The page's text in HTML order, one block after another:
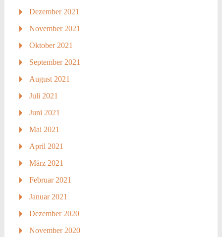
Dezember 2021
November 2021
Oktober 2021
September 2021
August 2021
Juli 2021
Juni 2021
Mai 2021
April 2021
März 2021
Februar 2021
Januar 2021
Dezember 2020
November 2020